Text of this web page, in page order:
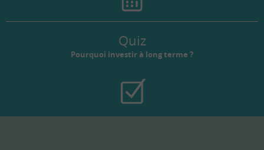
Quiz
Pourquoi investir à long terme ?